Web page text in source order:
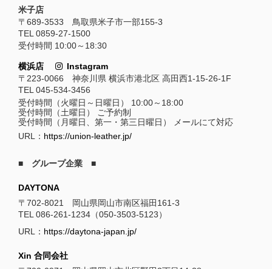
米子店
〒689-3533 鳥取県米子市一部155-3
TEL 0859-27-1500
受付時間 10:00～18:30
横浜店
Instagram
〒223-0066 神奈川県 横浜市港北区 高田西1-15-26-1F
TEL 045-534-3456
受付時間（火曜日～日曜日） 10:00～18:00
受付時間（土曜日） ご予約制
受付時間（月曜日、第一・第三日曜日） メールにて対応
URL： https://union-leather.jp/
■ グループ企業 ■
DAYTONA
〒702-8021 岡山県岡山市南区福田161-3
TEL 086-261-1234（050-3503-5123）
URL： https://daytona-japan.jp/
Xin 合同会社